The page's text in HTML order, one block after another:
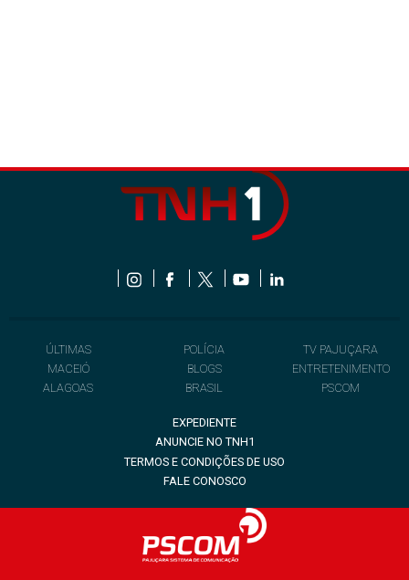
ÚLTIMAS
MACEIÓ
ALAGOAS
POLÍCIA
BLOGS
BRASIL
TV PAJUÇARA
ENTRETENIMENTO
PSCOM
EXPEDIENTE
ANUNCIE NO TNH1
TERMOS E CONDIÇÕES DE USO
FALE CONOSCO